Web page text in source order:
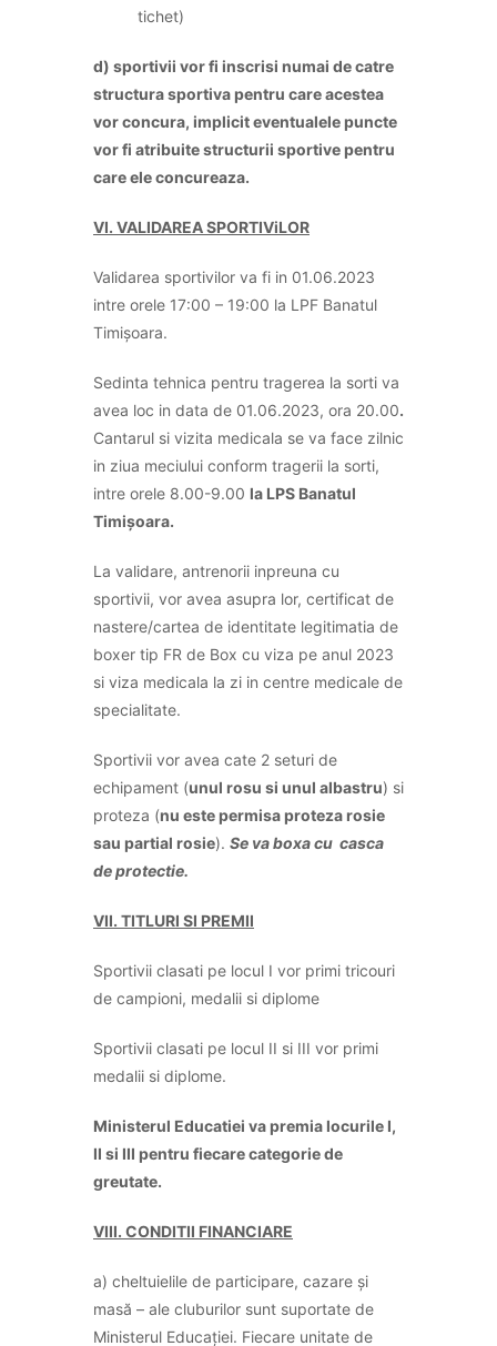
tichet)
d) sportivii vor fi inscrisi numai de catre
structura sportiva pentru care acestea
vor concura, implicit eventualele puncte
vor fi atribuite structurii sportive pentru
care ele concureaza.
VI. VALIDAREA SPORTIViLOR
Validarea sportivilor va fi in 01.06.2023
intre orele 17:00 – 19:00 la LPF Banatul
Timișoara.
Sedinta tehnica pentru tragerea la sorti va
avea loc in data de 01.06.2023, ora 20.00.
Cantarul si vizita medicala se va face zilnic
in ziua meciului conform tragerii la sorti,
intre orele 8.00-9.00 la LPS Banatul
Timișoara.
La validare, antrenorii inpreuna cu
sportivii, vor avea asupra lor, certificat de
nastere/cartea de identitate legitimatia de
boxer tip FR de Box cu viza pe anul 2023
si viza medicala la zi in centre medicale de
specialitate.
Sportivii vor avea cate 2 seturi de
echipament (unul rosu si unul albastru) si
proteza (nu este permisa proteza rosie
sau partial rosie). Se va boxa cu casca
de protectie.
VII. TITLURI SI PREMII
Sportivii clasati pe locul I vor primi tricouri
de campioni, medalii si diplome
Sportivii clasati pe locul II si III vor primi
medalii si diplome.
Ministerul Educatiei va premia locurile I,
II si III pentru fiecare categorie de
greutate.
VIII. CONDITII FINANCIARE
a) cheltuielile de participare, cazare și
masă – ale cluburilor sunt suportate de
Ministerul Educației. Fiecare unitate de